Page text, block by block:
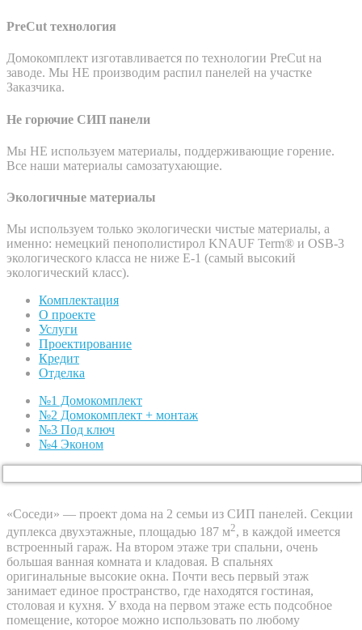
PreCut технология
Домокомплект изготавливается по технологии PreCut на
заводе. Мы НЕ производим распил панелей на участке
Заказчика.
Не горючие СИП панели
Мы НЕ используем материалы, поддерживающие горение.
Все наши материалы самозатухающие.
Экологичные материалы
Мы используем только экологически чистые материалы, а
именно: немецкий пенополистирол KNAUF Term® и OSB-3
экологического класса не ниже Е-1 (самый высокий
экологический класс).
Комплектация
О проекте
Услуги
Проектирование
Кредит
Отделка
№1 Домокомплект
№2 Домокомплект + монтаж
№3 Под ключ
№4 Эконом
«Соседи» — проект дома на 2 семьи из СИП панелей. Секции
дуплекса двухэтажные, площадью 187 м2, в каждой имеется
встроенный гараж. На втором этаже три спальни, очень
большая ванная комната и кладовая. В спальнях
оригинальные высокие окна. Почти весь первый этаж
занимает единое пространство, где находятся гостиная,
столовая и кухня. У входа на первом этаже есть подсобное
помещение, которое можно использовать по любому